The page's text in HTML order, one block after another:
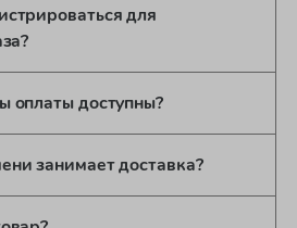
для
оплаты доступны?
занимает доставка?